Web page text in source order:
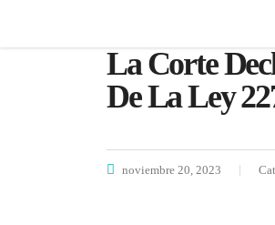
La Corte
De La Ley
noviembre 20, 2023